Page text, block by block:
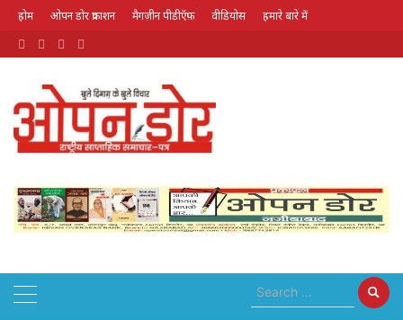
होम ओपन डोर प्रकाशन मैगज़ीन पीडीऍफ़ वीडियोस हमारे बारे में